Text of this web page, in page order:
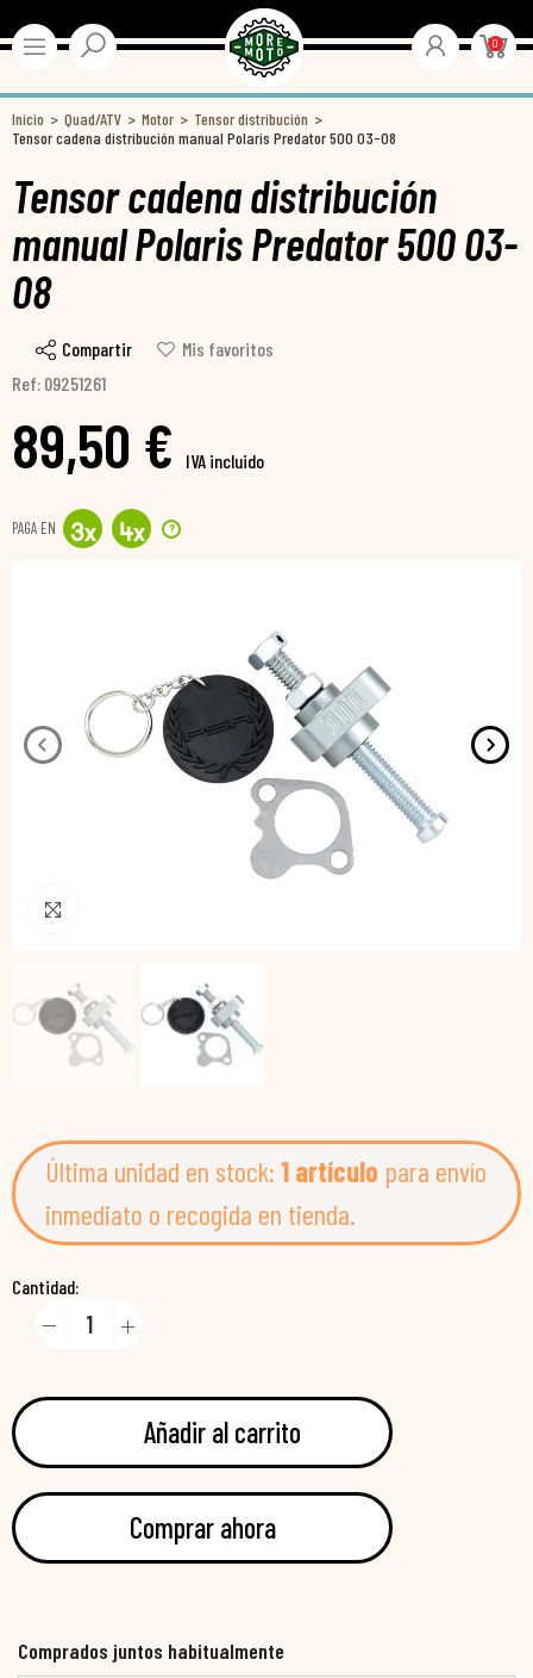
0
Inicio Quad/ATV Motor
Tensor distribución
Tensor cadena distribución manual Polaris Predator 500 03-08
Tensor cadena distribución
manual Polaris Predator 500 03-
08
Compartir
Mis favoritos
Ref: 09251261
89,50 € IVA incluido
PAGA EN 3x 4x ?
Última unidad en stock: 1 artículo para envío
inmediato o recogida en tienda.
Cantidad:
Añadir al carrito
Comprar ahora
Comprados juntos habitualmente